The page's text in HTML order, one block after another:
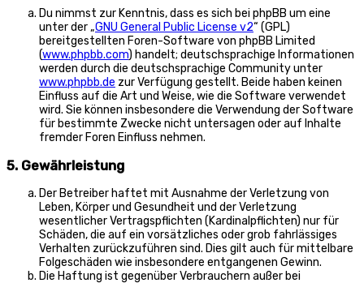
Du nimmst zur Kenntnis, dass es sich bei phpBB um eine
unter der „GNU General Public License v2“ (GPL)
bereitgestellten Foren-Software von phpBB Limited
(www.phpbb.com) handelt; deutschsprachige Informationen
werden durch die deutschsprachige Community unter
www.phpbb.de zur Verfügung gestellt. Beide haben keinen
Einfluss auf die Art und Weise, wie die Software verwendet
wird. Sie können insbesondere die Verwendung der Software
für bestimmte Zwecke nicht untersagen oder auf Inhalte
fremder Foren Einfluss nehmen.
5. Gewährleistung
Der Betreiber haftet mit Ausnahme der Verletzung von
Leben, Körper und Gesundheit und der Verletzung
wesentlicher Vertragspflichten (Kardinalpflichten) nur für
Schäden, die auf ein vorsätzliches oder grob fahrlässiges
Verhalten zurückzuführen sind. Dies gilt auch für mittelbare
Folgeschäden wie insbesondere entgangenen Gewinn.
Die Haftung ist gegenüber Verbrauchern außer bei